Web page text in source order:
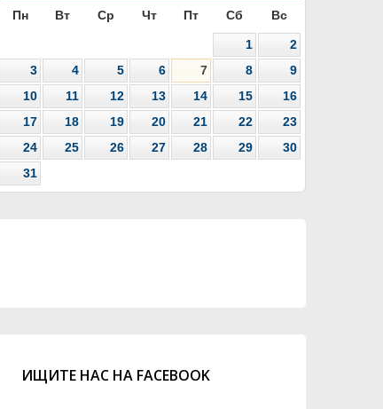
Пн Вт Ср Чт Пт Сб Вс
1
2
3
4 5 6 7 8
9
10
11 12 13 14 15
16
17
18 19 20 21 22
23
24
25 26 27 28 29
30
31
ИЩИТЕ НАС НА FACEBOOK